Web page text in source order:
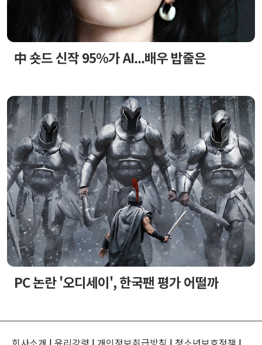
中 숏드 신작 95%가 AI...배우 밥줄은
PC 논란 '오디세이', 한국팬 평가 어떨까